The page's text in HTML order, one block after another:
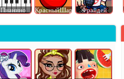
Пианино КрасныйШар Фрайдей